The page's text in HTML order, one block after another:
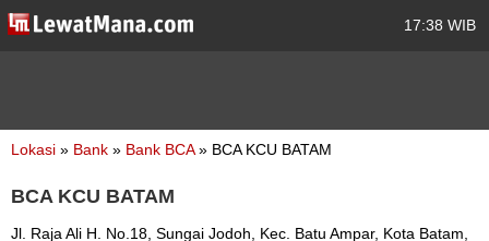
17:38 WIB
Lokasi » Bank » Bank BCA» BCA KCU BATAM
BCA KCU BATAM
Jl. Raja Ali H. No.18, Sungai Jodoh, Kec. Batu Ampar, Kota Batam,